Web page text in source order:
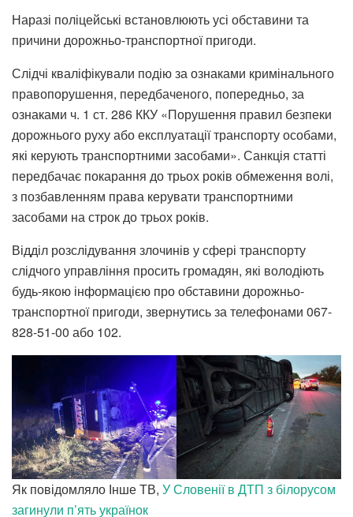
Наразі поліцейські встановлюють усі обставини та
причини дорожньо-транспортної пригоди.
Слідчі кваліфікували подію за ознаками кримінального
правопорушення, передбаченого, попередньо, за
ознаками ч. 1 ст. 286 ККУ «Порушення правил безпеки
дорожнього руху або експлуатації транспорту особами,
які керують транспортними засобами». Санкція статті
передбачає покарання до трьох років обмеження волі,
з позбавленням права керувати транспортними
засобами на строк до трьох років.
Відділ розслідування злочинів у сфері транспорту
слідчого управління просить громадян, які володіють
будь-якою інформацією про обставини дорожньо-
транспортної пригоди, звернутись за телефонами 067-
828-51-00 або 102.
Як повідомляло Інше ТВ, У Словенії в ДТП з білорусом
загинули п’ять українок